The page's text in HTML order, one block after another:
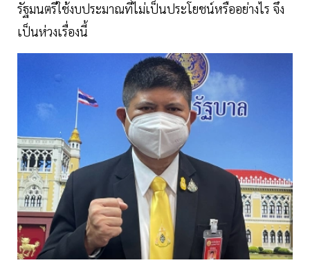
รัฐมนตรีใช้งบประมาณที่ไม่เป็นประโยชน์หรืออย่างไร จึง
เป็นห่วงเรื่องนี้